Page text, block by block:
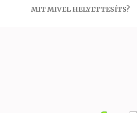
MIT MIVEL HELYETTESÍTS?